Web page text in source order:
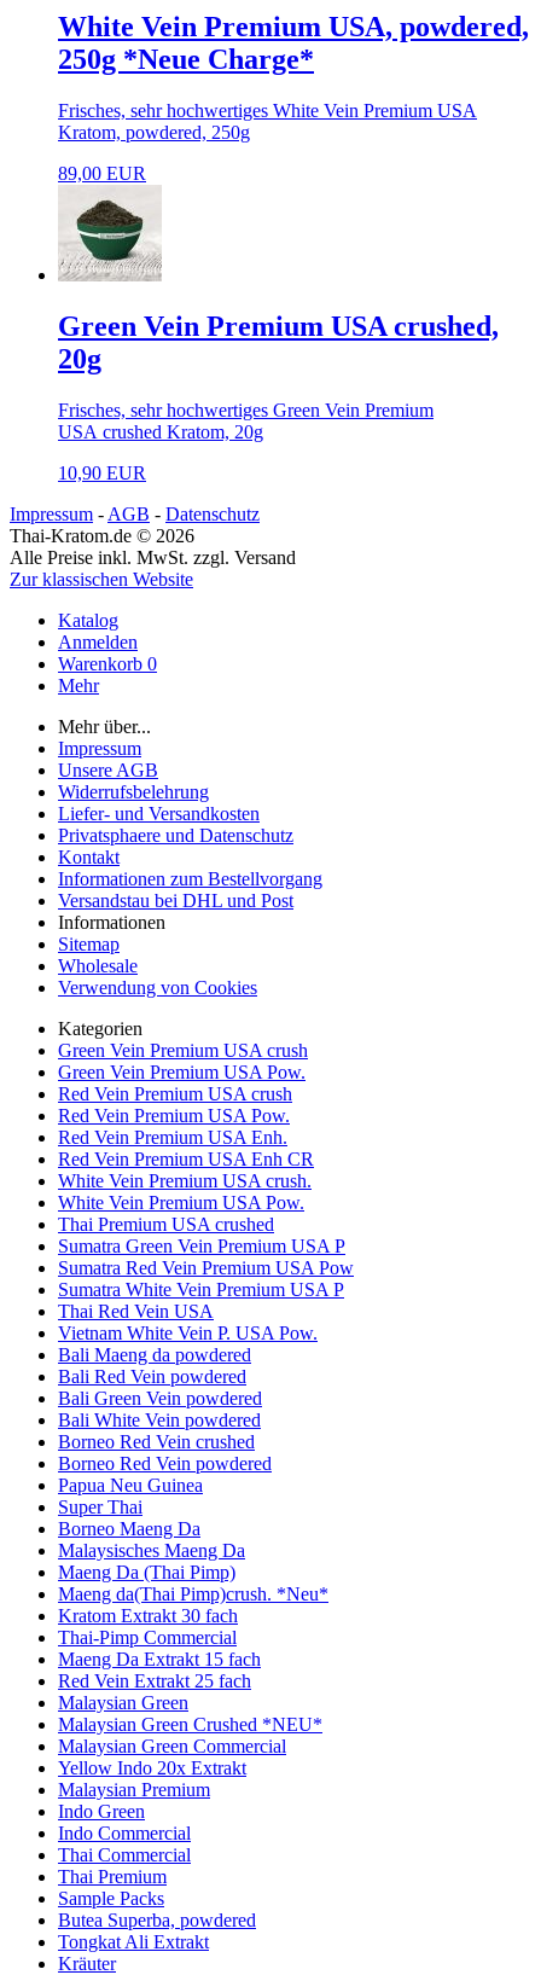
White Vein Premium USA, powdered,
250g *Neue Charge*
Frisches, sehr hochwertiges White Vein Premium USA
Kratom, powdered, 250g
89,00 EUR
Green Vein Premium USA crushed,
20g
Frisches, sehr hochwertiges Green Vein Premium
USA crushed Kratom, 20g
10,90 EUR
Impressum - AGB - Datenschutz
Thai-Kratom.de © 2026
Alle Preise inkl. MwSt. zzgl. Versand
Zur klassischen Website
Katalog
Anmelden
Warenkorb 0
Mehr
Mehr über...
Impressum
Unsere AGB
Widerrufsbelehrung
Liefer- und Versandkosten
Privatsphaere und Datenschutz
Kontakt
Informationen zum Bestellvorgang
Versandstau bei DHL und Post
Informationen
Sitemap
Wholesale
Verwendung von Cookies
Kategorien
Green Vein Premium USA crush
Green Vein Premium USA Pow.
Red Vein Premium USA crush
Red Vein Premium USA Pow.
Red Vein Premium USA Enh.
Red Vein Premium USA Enh CR
White Vein Premium USA crush.
White Vein Premium USA Pow.
Thai Premium USA crushed
Sumatra Green Vein Premium USA P
Sumatra Red Vein Premium USA Pow
Sumatra White Vein Premium USA P
Thai Red Vein USA
Vietnam White Vein P. USA Pow.
Bali Maeng da powdered
Bali Red Vein powdered
Bali Green Vein powdered
Bali White Vein powdered
Borneo Red Vein crushed
Borneo Red Vein powdered
Papua Neu Guinea
Super Thai
Borneo Maeng Da
Malaysisches Maeng Da
Maeng Da (Thai Pimp)
Maeng da(Thai Pimp)crush. *Neu*
Kratom Extrakt 30 fach
Thai-Pimp Commercial
Maeng Da Extrakt 15 fach
Red Vein Extrakt 25 fach
Malaysian Green
Malaysian Green Crushed *NEU*
Malaysian Green Commercial
Yellow Indo 20x Extrakt
Malaysian Premium
Indo Green
Indo Commercial
Thai Commercial
Thai Premium
Sample Packs
Butea Superba, powdered
Tongkat Ali Extrakt
Kräuter